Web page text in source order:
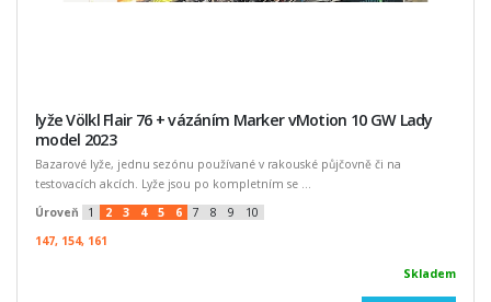
lyže Völkl Flair 76 + vázáním Marker vMotion 10 GW Lady
model 2023
Bazarové lyže, jednu sezónu používané v rakouské půjčovně či na
testovacích akcích. Lyže jsou po kompletním se ...
Úroveň
1 2 3 4 5 6 7 8 9
10
147, 154, 161
Skladem